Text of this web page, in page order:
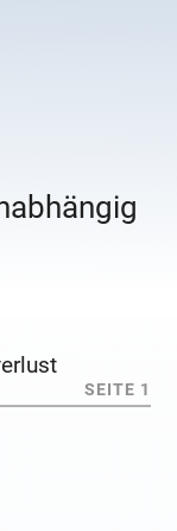
SEITE 1